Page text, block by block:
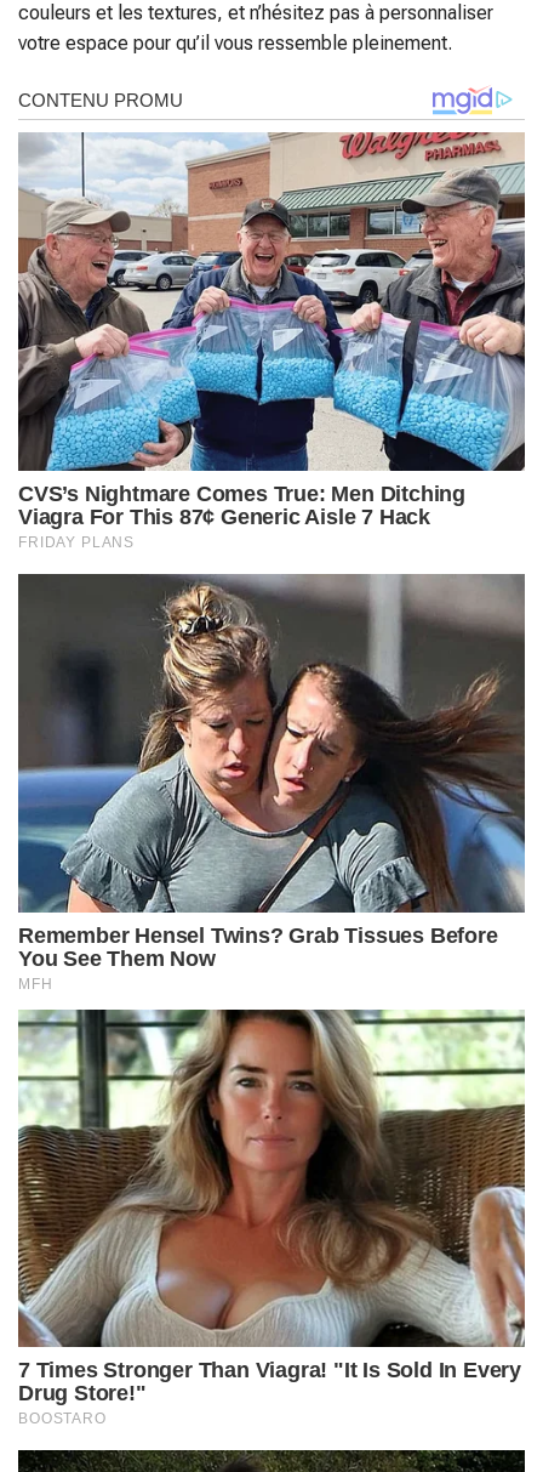
couleurs et les textures, et n’hésitez pas à personnaliser
votre espace pour qu’il vous ressemble pleinement.